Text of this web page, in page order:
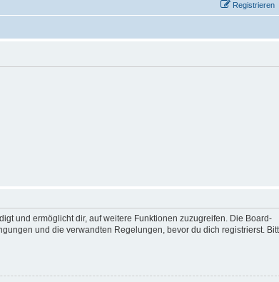
Registrieren
und ermöglicht dir, auf weitere Funktionen zuzugreifen. Die Board-
und die verwandten Regelungen, bevor du dich registrierst.